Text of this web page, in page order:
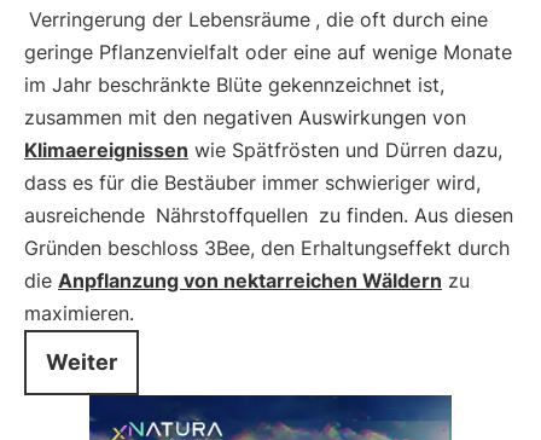
Verringerung der Lebensräume , die oft durch eine
geringe Pflanzenvielfalt oder eine auf wenige Monate
im Jahr beschränkte Blüte gekennzeichnet ist,
zusammen mit den negativen Auswirkungen von
Klimaereignissen wie Spätfrösten und Dürren dazu,
dass es für die Bestäuber immer schwieriger wird,
ausreichende Nährstoffquellen zu finden. Aus diesen
Gründen beschloss 3Bee, den Erhaltungseffekt durch
die Anpflanzung von nektarreichen Wäldern zu
maximieren.
Weiter